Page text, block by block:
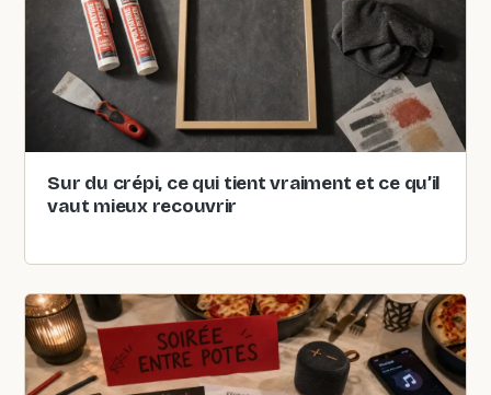
Sur du crépi, ce qui tient vraiment et ce qu’il
vaut mieux recouvrir